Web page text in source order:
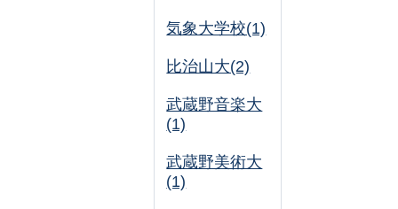
気象大学校(1)
比治山大(2)
武蔵野音楽大
(1)
武蔵野美術大
(1)